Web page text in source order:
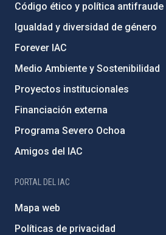
Código ético y política antifraude
Igualdad y diversidad de género
Forever IAC
Medio Ambiente y Sostenibilidad
Proyectos institucionales
Financiación externa
Programa Severo Ochoa
Amigos del IAC
PORTAL DEL IAC
Mapa web
Políticas de privacidad